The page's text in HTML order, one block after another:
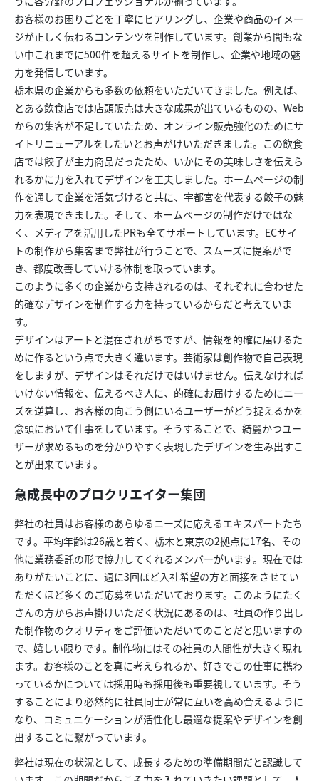
お客様のお困りごとを丁寧にヒアリングし、企業や商品のイメー
ジが正しく伝わるコンテンツを制作しています。創業から間もな
い中これまでに500件を超えるサイトを制作し、企業や地域の魅
力を発信しています。
栃木県の企業からも多数の依頼をいただいてきました。例えば、
とある飲食店では店頭販売は大きな成果が出ているものの、Web
からの集客が不足していたため、オンライン販売強化のためにサ
イトリニューアルをしたいとお声がけいただきました。この飲食
店では餃子が主力商品だったため、いかにその美味しさを伝えら
れるかに力を入れてデザインを工夫しました。ホームページの制
作を通して企業を活気づけると共に、宇都宮を代表する餃子の魅
力を表現できました。そして、ホームページの制作だけではな
く、メディアを活用したPRも全てサポートしています。ECサイ
トの制作から集客まで弊社が行うことで、スムーズに提案がで
き、都度改善していける体制を取っています。
このように多くの企業から支持されるのは、それぞれに合わせた
的確なデザインを制作する力を持っているからだと考えていま
す。
デザインはアートと混在されがちですが、情報を的確に届けるた
めに作るという点で大きく違います。芸術家は創作物で自己表現
をしますが、デザインはそれだけではいけません。伝えなければ
いけない情報を、伝えるべき人に、的確にお届けするためにニー
ズを逆算し、お客様の向こう側にいるユーザーがどう捉えるかを
念頭において仕事をしています。そうすることで、綺麗かつユー
ザーが求めるものを分かりやすく表現したデザインを生み出すこ
とが出来ています。
急成長中のプロクリエイター集団
弊社の社員はお客様のあらゆるニーズに応えるエキスパートたち
です。平均年齢は26歳と若く、栃木と東京の2拠点に17名、その
他に業務委託の形で協力してくれるメンバーがいます。現在では
ありがたいことに、週に3回ほど入社希望の方と面接をさせてい
ただくほど多くのご応募をいただいております。このようにたく
さんの方からお声掛けいただく状況にあるのは、社員の作り出し
た制作物のクオリティをご評価いただいてのことだと思いますの
で、嬉しい限りです。制作物にはその社員の人間性が大きく現れ
ます。お客様のことを真に考えられるか、好きでこの仕事に携わ
っているかについては採用時も採用後も重要視しています。そう
することにより必然的に社員同士が常に互いを高め合えるように
なり、コミュニケーションが活性化し最適な提案やデザインを創
出することに繋がっています。
弊社は現在の状況として、成長するための準備期間だと認識して